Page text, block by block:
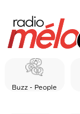
Buzz - People